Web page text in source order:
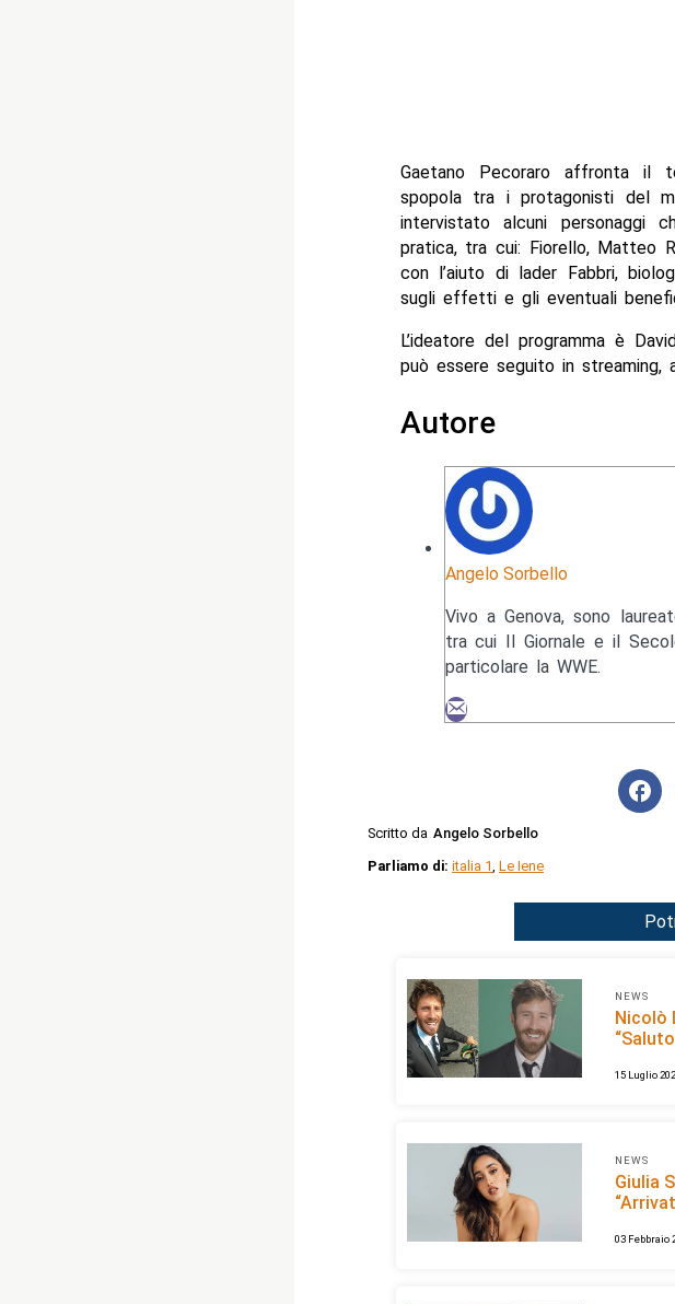
Gaetano Pecoraro affronta il
spopola tra i protagonisti del
intervistato alcuni personaggi
pratica, tra cui: Fiorello, Matteo
con l’aiuto di lader Fabbri,
sugli effetti e gli eventuali
L’ideatore del programma è
può essere seguito in streaming,
Autore
Angelo Sorbello
Vivo a Genova, sono
tra cui Il Giornale e il
particolare la WWE.
Scritto da Angelo Sorbello
Parliamo di: italia 1 Le Iene
NEWS
Nicolò
15 Luglio
NEWS
Giulia
03 Febbraio